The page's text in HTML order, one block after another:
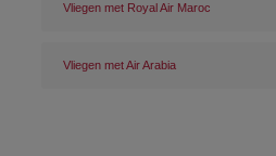
Vliegen met Royal Air Maroc
Vliegen met Air Arabia